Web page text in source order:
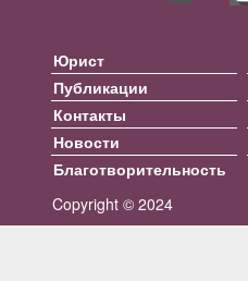
Copyright © 2024
Юрист
Публикации
Контакты
Новости
Благотворительность